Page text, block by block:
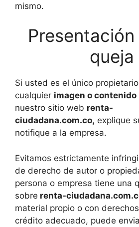
mismo.
queja
Si usted es el único
cualquier imagen o contenido
nuestro sitio web renta-
ciudadana.com.co, explique
notifique a la empresa.
Evitamos estrictamente
de derecho de autor o
persona o empresa tiene una
sobre renta-
material propio o con
crédito adecuado, puede